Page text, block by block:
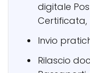
digitale
Certificata,
Invio
Rilascio